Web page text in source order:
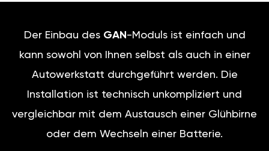
Der Einbau des GAN -Moduls ist einfach und
kann sowohl von Ihnen selbst als auch in einer
Autowerkstatt durchgeführt werden. Die
Installation ist technisch unkompliziert und
vergleichbar mit dem Austausch einer Glühbirne
oder dem Wechseln einer Batterie.